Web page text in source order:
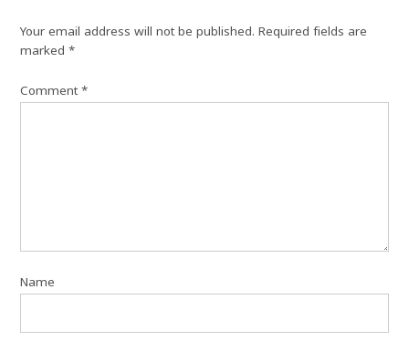
Your email address will not be published. Required fields are
marked*
Comment*
Name